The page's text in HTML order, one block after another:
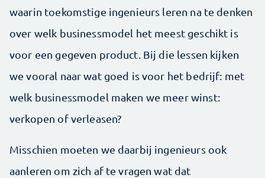
waarin toekomstige ingenieurs leren na te denken
over welk businessmodel het meest geschikt is
voor een gegeven product. Bij die lessen kijken
we vooral naar wat goed is voor het bedrijf: met
welk businessmodel maken we meer winst:
verkopen of verleasen?
Misschien moeten we daarbij ingenieurs ook
aanleren om zich af te vragen wat dat